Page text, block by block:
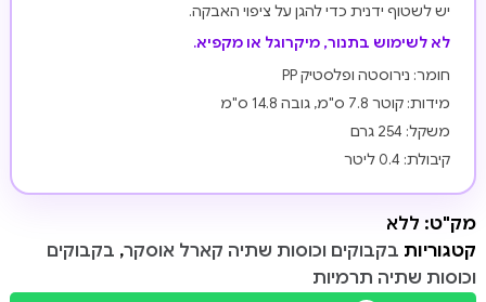
יש לשטוף ידנית כדי להגן על ציפוי האבקה.
לא לשימוש בתנור, מיקרוגל או מקפיא.
חומר: נירוסטה ופלסטיק PP
מידות: קוטר 7.8 ס"מ, גובה 14.8 ס"מ
משקל: 254 גרם
קיבולת: 0.4 ליטר
מק"ט: ללא
קטגוריות בקבוקים וכוסות שתיה קארל אוסקר, בקבוקים
וכוסות שתיה תרמיות